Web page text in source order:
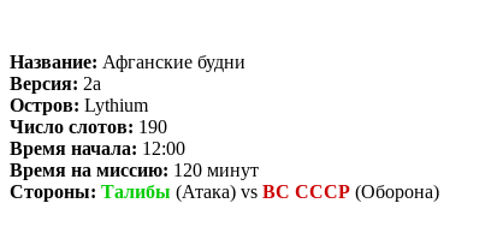
Название: Афганские будни
Версия: 2a
Остров: Lythium
Число слотов: 190
Время начала: 12:00
Время на миссию: 120 минут
Стороны: Талибы (Атака) vs ВС СССР (Оборона)